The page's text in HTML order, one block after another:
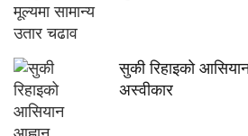
सुकी रिहाइको आसियान
अस्वीकार